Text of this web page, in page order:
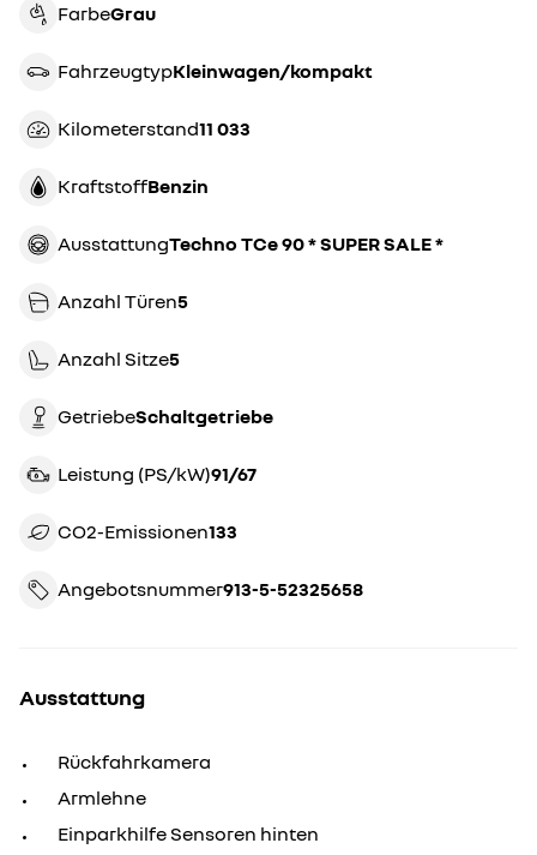
Farbe grau
Fahrzeugtyp kleinwagen/kompakt
Kilometerstand 11 033
Kraftstoff Benzin
Ausstattung Techno TCe 90 * SUPER SALE *
Anzahl Türen5
Anzahl Sitze5
Getriebe schaltgetriebe
Leistung (PS/kW) 91/67
CO2-Emissionen 133
Angebotsnummer 913-5-52325658
Ausstattung
Rückfahrkamera
Armlehne
Einparkhilfe Sensoren hinten